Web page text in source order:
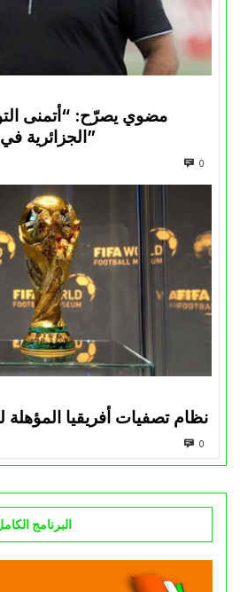
مضوي يصرّح: “أتمنى
الجزائرية في المسابقات القارية”
0
نظام تصفيات أفريقيا المؤهلة
0
البرنامج الكامل